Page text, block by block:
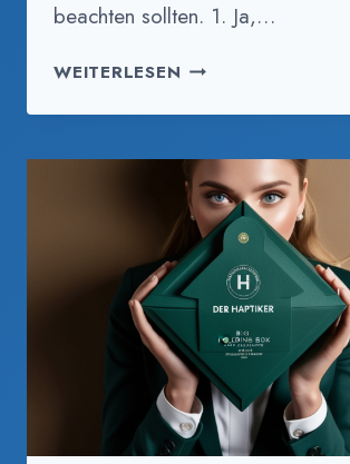
beachten sollten. 1. Ja,…
WEITERLESEN GIBT
FALTSCHACHTELN
KOSTENLOS?